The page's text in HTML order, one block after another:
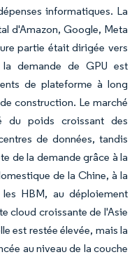
informatiques. La
d'Amazon, Google, Meta
partie était dirigée vers
demande de GPU est
de plateforme à long
construction. Le marché
du poids croissant des
de données, tandis
de la demande grâce à la
de la Chine, à la
HBM, au déploiement
cloud croissante de l'Asie
est restée élevée, mais la
au niveau de la couche